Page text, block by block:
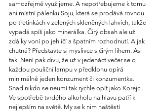
samozřejmě využijeme. A nepotřebujeme k tomu
ani místní pálenku Soju, která se prodává rovnou
po třetinkách v zelených skleněných lahvích, takže
vypadá spíš jako minerálka. Čirý obsah ale už
zdálky voní po jehličí a špatním rozhodnutí. A jak
chutná? Představte si myslivce s čirým lihem. Asi
tak. Není pak divu, že už v jedenáct večer se o
každou pouliční lampu v předklonu opírá
minimálně jeden konzument či konzumentka.
Snad nikdo se neumí tak rychle opít jako Korejci.
Ve spotřebě tvrdého alkoholu na hlavu patří k
nejlepším na světě. My se k nim naštěstí